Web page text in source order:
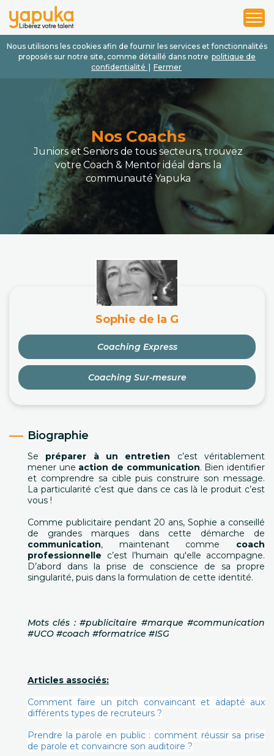
Nous utilisons les cookies afin de fournir les services et fonctionnalités
proposés sur notre site, comme détaillé dans notre politique de
confidentialité
Fermer
1
2
3
Nos Coachs
Juniors et Seniors de tous secteurs, trouvez
votre Coach & Mentor idéal dans la
communauté Yapuka
Sophie de la G
Coaching Express
Coaching Sur-mesure
Biographie
Se préparer à un entretien c’est véritablement
mener une action de communication. Bien identifier
et comprendre sa cible puis construire son message.
La particularité c’est que dans ce cas là le produit c’est
vous !
Comme publicitaire pendant 20 ans, Sophie a conseillé
de grandes marques dans cette démarche de
communication, maintenant comme coach
professionnelle c’est l’humain qu'elle accompagne.
D’abord dans la prise de conscience de sa propre
singularité, puis dans la formulation de cette identité.
Mots clés : #publicitaire #marque #communication
#UCO #coach #formatrice #ISG
Articles associés:
Comment faire un pitch convaincant et adapté aux
différents types de recruteurs ?
Prendre la parole en public : comment réussir sa prise
de parole et convaincre son auditoire ?